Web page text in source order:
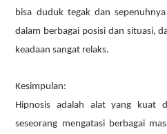
bisa duduk tegak dan
dalam berbagai posisi dan situasi,
keadaan sangat relaks.
Kesimpulan:
Hipnosis adalah alat yang kuat
seseorang mengatasi berbagai